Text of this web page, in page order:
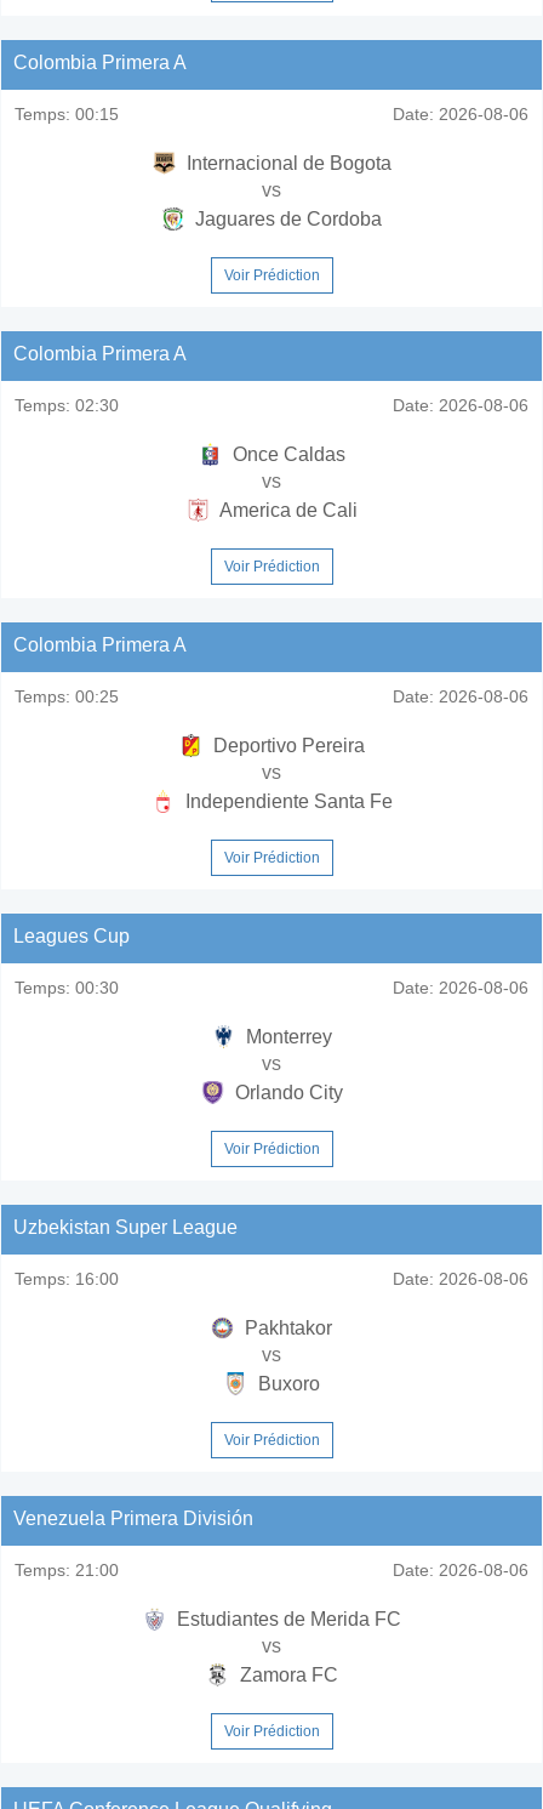
Colombia Primera A
Temps: 00:15 Date: 2026-08-06
Internacional de Bogota
vs
Jaguares de Cordoba
Voir Prédiction
Colombia Primera A
Temps: 02:30 Date: 2026-08-06
Once Caldas
vs
America de Cali
Voir Prédiction
Colombia Primera A
Temps: 00:25 Date: 2026-08-06
Deportivo Pereira
vs
Independiente Santa Fe
Voir Prédiction
Leagues Cup
Temps: 00:30 Date: 2026-08-06
Monterrey
vs
Orlando City
Voir Prédiction
Uzbekistan Super League
Temps: 16:00 Date: 2026-08-06
Pakhtakor
vs
Buxoro
Voir Prédiction
Venezuela Primera División
Temps: 21:00 Date: 2026-08-06
Estudiantes de Merida FC
vs
Zamora FC
Voir Prédiction